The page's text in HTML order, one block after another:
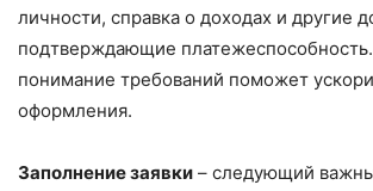
личности, справка о доходах и другие
подтверждающие
понимание требований поможет
оформления.
Заполнение заявки – следующий